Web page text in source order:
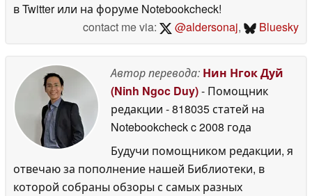
в Twitter или на форуме Notebookcheck!
contact me via:
@aldersonaj, Bluesky
Автор перевода: Нин Нгок Дуй
(Ninh Ngoc Duy)- Помощник
редакции - 818035 статей на
Notebookcheckc 2008 года
Будучи помощником редакции, я
отвечаю за пополнение нашей Библиотеки, в
которой собраны обзоры с самых разных